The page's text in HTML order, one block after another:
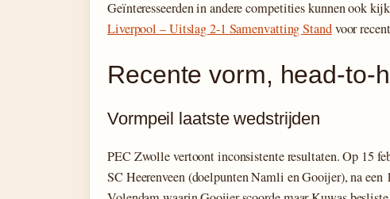
Geïnteresseerden in andere competities kunnen ook
Liverpool – Uitslag 2-1 Samenvatting Standvoor
Recente vorm, head-to-
Vormpeil laatste wedstrijden
PEC Zwolle vertoont inconsistente resultaten. Op 15
SC Heerenveen (doelpunten Namli en Gooijer), na een